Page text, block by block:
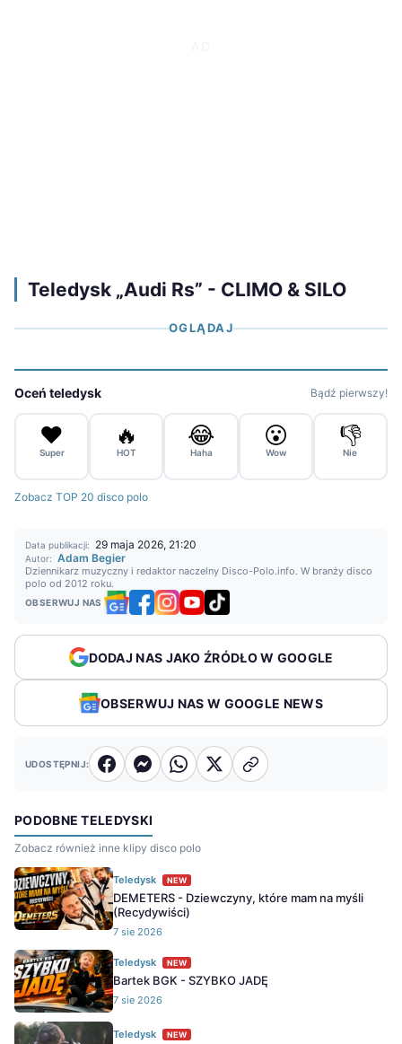
Teledysk „Audi Rs” - CLIMO & SILO
OGLĄDAJ
Oceń teledysk Bądź pierwszy!
❤️
Super
🔥
HOT
😂
Haha
😮
Wow
👎
Nie
Zobacz TOP 20 disco polo
Data publikacji: 29 maja 2026, 21:20
Autor: Adam Begier
Dziennikarz muzyczny i redaktor naczelny Disco-Polo.info. W branży disco
polo od 2012 roku.
OBSERWUJ NAS
DODAJ NAS JAKO ŹRÓDŁO W GOOGLE
OBSERWUJ NAS W GOOGLE NEWS
UDOSTĘPNIJ:
PODOBNE TELEDYSKI
Zobacz również inne klipy disco polo
Teledysk NEW
DEMETERS - Dziewczyny, które mam na myśli
(Recydywiści)
7 sie 2026
Teledysk NEW
Bartek BGK - SZYBKO JADĘ
7 sie 2026
Teledysk NEW